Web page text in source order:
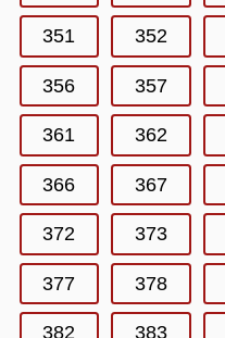
351 352
356 357
361 362
366 367
372 373
377 378
382 383